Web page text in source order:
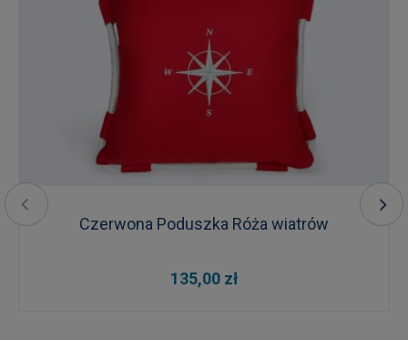
Czerwona Poduszka Róża wiatrów
135,00 zł